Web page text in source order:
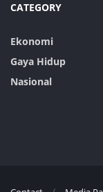
CATEGORY
Ekonomi
Gaya Hidup
Nasional